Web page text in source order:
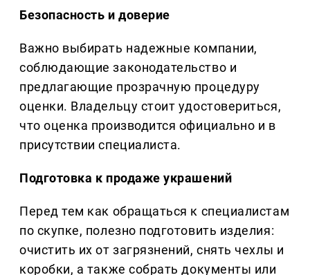
Безопасность и доверие
Важно выбирать надежные компании,
соблюдающие законодательство и
предлагающие прозрачную процедуру
оценки. Владельцу стоит удостовериться,
что оценка производится официально и в
присутствии специалиста.
Подготовка к продаже украшений
Перед тем как обращаться к специалистам
по скупке, полезно подготовить изделия:
очистить их от загрязнений, снять чехлы и
коробки, а также собрать документы или